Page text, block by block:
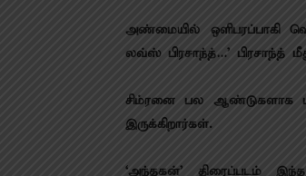
அண்மையில் ஒளிபரப்பாகி
லவ்ஸ் பிரசாந்த்…’
சிம்ரனை பல ஆண்டுகளாக
இருக்கிறார்கள்.
‘அந்தகன்’ திரைப்படம்